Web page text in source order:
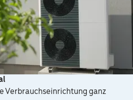
Verbrauchseinrichtung ganz